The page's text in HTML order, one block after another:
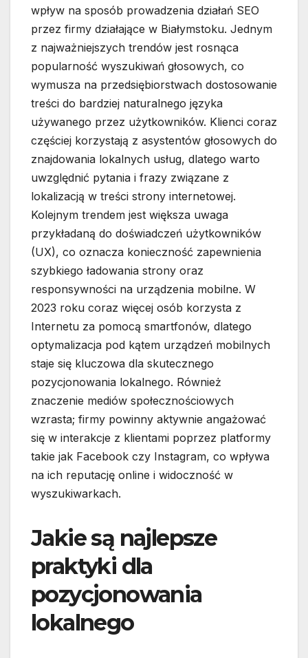
wpływ na sposób prowadzenia działań SEO
przez firmy działające w Białymstoku. Jednym
z najważniejszych trendów jest rosnąca
popularność wyszukiwań głosowych, co
wymusza na przedsiębiorstwach dostosowanie
treści do bardziej naturalnego języka
używanego przez użytkowników. Klienci coraz
częściej korzystają z asystentów głosowych do
znajdowania lokalnych usług, dlatego warto
uwzględnić pytania i frazy związane z
lokalizacją w treści strony internetowej.
Kolejnym trendem jest większa uwaga
przykładaną do doświadczeń użytkowników
(UX), co oznacza konieczność zapewnienia
szybkiego ładowania strony oraz
responsywności na urządzenia mobilne. W
2023 roku coraz więcej osób korzysta z
Internetu za pomocą smartfonów, dlatego
optymalizacja pod kątem urządzeń mobilnych
staje się kluczowa dla skutecznego
pozycjonowania lokalnego. Również
znaczenie mediów społecznościowych
wzrasta; firmy powinny aktywnie angażować
się w interakcje z klientami poprzez platformy
takie jak Facebook czy Instagram, co wpływa
na ich reputację online i widoczność w
wyszukiwarkach.
Jakie są najlepsze
praktyki dla
pozycjonowania
lokalnego